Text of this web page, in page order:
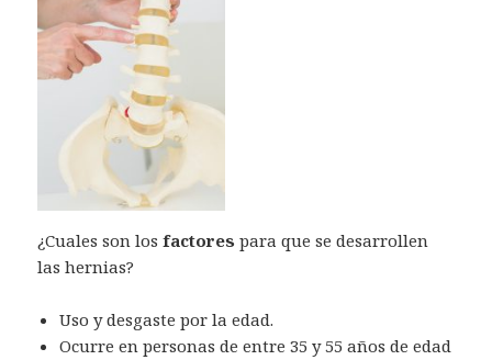
¿Cuales son losfactores para que se desarrollen
las hernias?
Uso y desgaste por la edad.
Ocurre en personas de entre 35 y 55 años de edad